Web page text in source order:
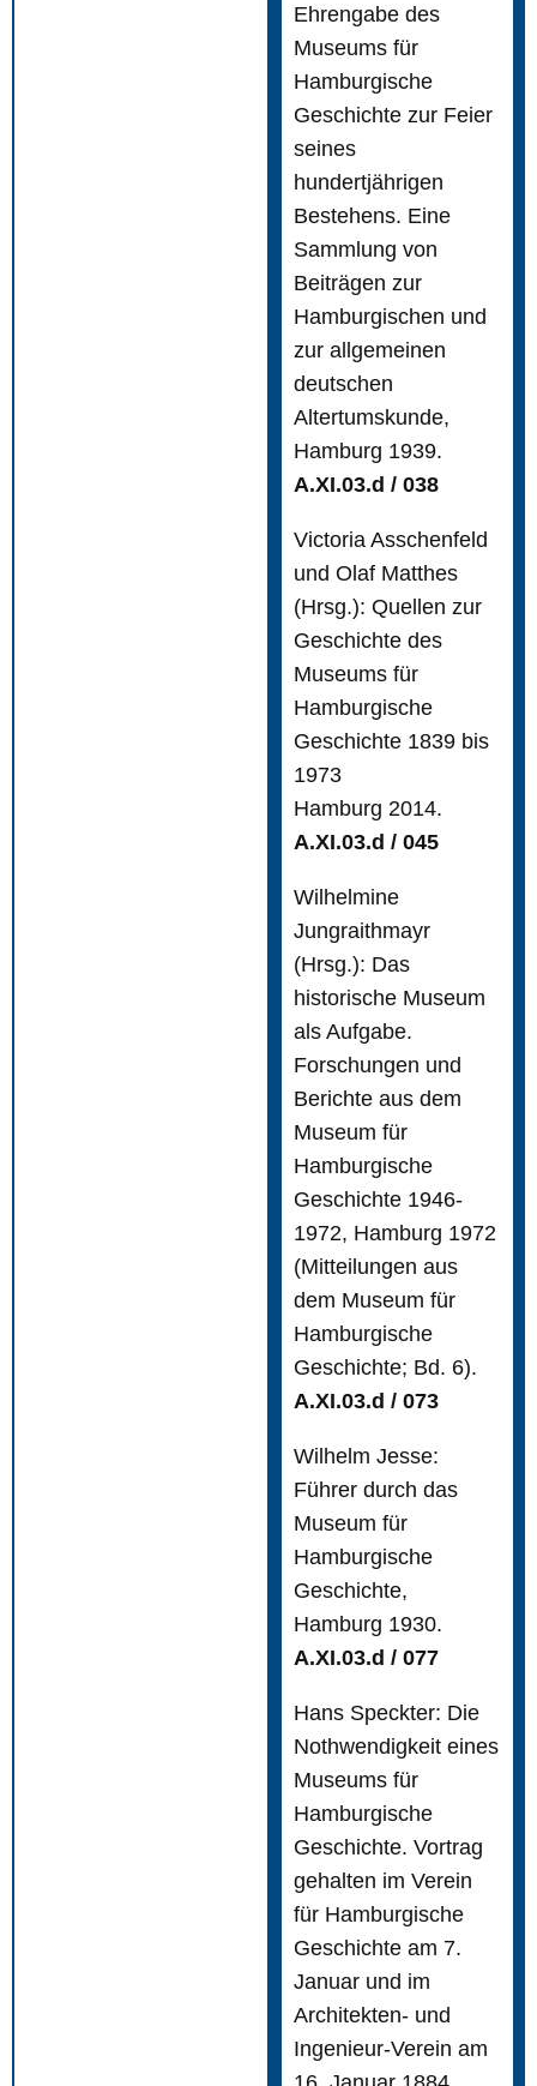
Ehrengabe des
Museums für
Hamburgische
Geschichte zur Feier
seines
hundertjährigen
Bestehens. Eine
Sammlung von
Beiträgen zur
Hamburgischen und
zur allgemeinen
deutschen
Altertumskunde,
Hamburg 1939.
A.XI.03.d / 038
Victoria Asschenfeld
und Olaf Matthes
(Hrsg.): Quellen zur
Geschichte des
Museums für
Hamburgische
Geschichte 1839 bis
1973
Hamburg 2014.
A.XI.03.d / 045
Wilhelmine
Jungraithmayr
(Hrsg.): Das
historische Museum
als Aufgabe.
Forschungen und
Berichte aus dem
Museum für
Hamburgische
Geschichte 1946-
1972, Hamburg 1972
(Mitteilungen aus
dem Museum für
Hamburgische
Geschichte; Bd. 6).
A.XI.03.d / 073
Wilhelm Jesse:
Führer durch das
Museum für
Hamburgische
Geschichte,
Hamburg 1930.
A.XI.03.d / 077
Hans Speckter: Die
Nothwendigkeit eines
Museums für
Hamburgische
Geschichte. Vortrag
gehalten im Verein
für Hamburgische
Geschichte am 7.
Januar und im
Architekten- und
Ingenieur-Verein am